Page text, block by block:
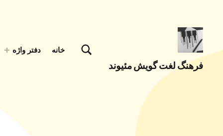
فرهنگ لغت گویش مئیوند
تغییر وضعیت جعبه مودال فرم جستجوخانه دفتر واژه